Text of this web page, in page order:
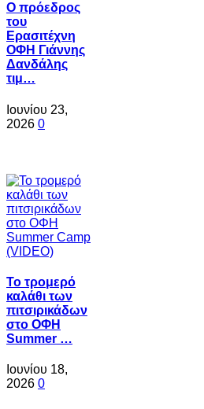
Ο πρόεδρος
του
Ερασιτέχνη
ΟΦΗ Γιάννης
Δανδάλης
τιμ…
Ιουνίου 23,
2026 0
Το τρομερό
καλάθι των
πιτσιρικάδων
στο ΟΦΗ
Summer …
Ιουνίου 18,
2026 0